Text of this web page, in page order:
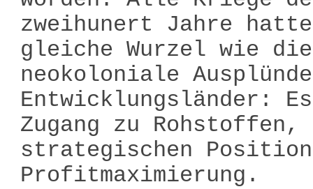
zweihunert Jahre
gleiche Wurzel wie
neokoloniale
Entwicklungsländer:
Zugang zu
strategischen
Profitmaximierung.